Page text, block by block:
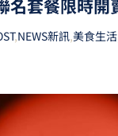
名套餐限時開
,NEWS新訊,美食生活